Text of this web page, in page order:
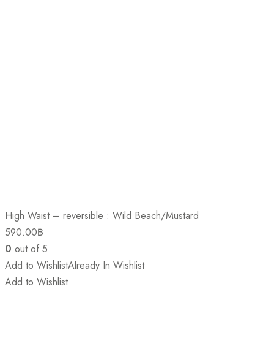
High Waist – reversible : Wild Beach/Mustard
590.00฿
0 out of 5
Add to WishlistAlready In Wishlist
Add to Wishlist